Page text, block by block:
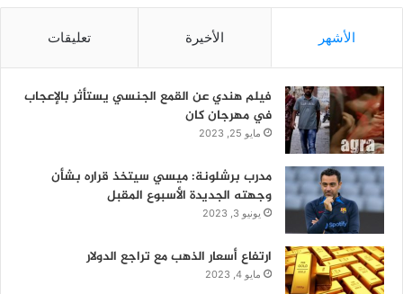
الأشهر الأخيرة تعليقات
فيلم هندي عن القمع الجنسي يستأثر بالإعجاب
في مهرجان كان
مايو 25, 2023
مدرب برشلونة: ميسي سيتخذ قراره بشأن
وجهته الجديدة الأسبوع المقبل
يونيو 3, 2023
ارتفاع أسعار الذهب مع تراجع الدولار
مايو 4, 2023